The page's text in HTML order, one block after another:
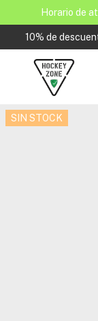
Horario de
10% de
SIN STOCK